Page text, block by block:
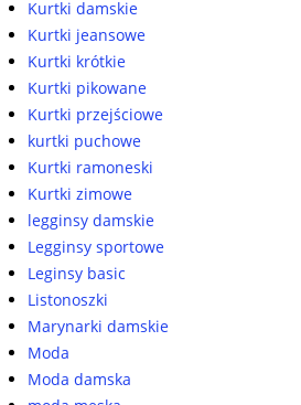
Kurtki damskie
Kurtki jeansowe
Kurtki krótkie
Kurtki pikowane
Kurtki przejściowe
kurtki puchowe
Kurtki ramoneski
Kurtki zimowe
legginsy damskie
Legginsy sportowe
Leginsy basic
Listonoszki
Marynarki damskie
Moda
Moda damska